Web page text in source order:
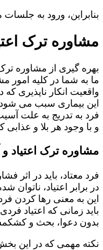
بنابراین، ورود به
مشاوره ترک
بهره گیری از مشاوره
ما به شما در کلیه امور
واقعیت انکار ناپذیری
این بیماری سبب می شود
فرد به تدریج به علت
و با وجود هر بلا و
مشاوره ترک اعتیاد
فرد معتاد، باید در اثر
در برابر اعتیاد،
این به معنی رها کردن
باید زمانی که اعتیاد
بدون دعوا، بحث و
نکته مهمی که در این